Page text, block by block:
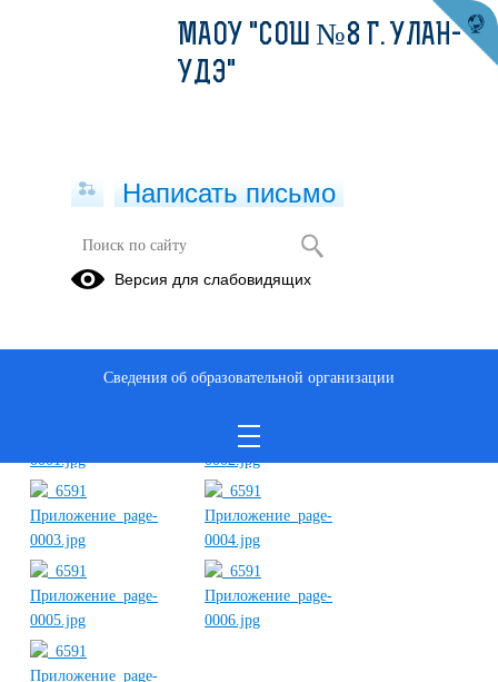
Меры профилактики ГРИППА,
ОРВИ, COVID-19
МАОУ "СОШ №8 Г. УЛАН-
УДЭ"
Написать письмо
Версия для слабовидящих
Сведения об образовательной организации